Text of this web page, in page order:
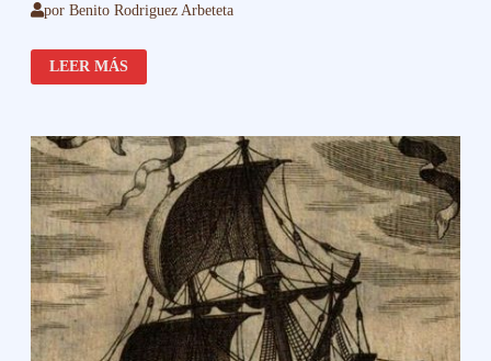
porBenito Rodriguez Arbeteta
KRIS
FILIPINO
SIGLO
LEER MÁS